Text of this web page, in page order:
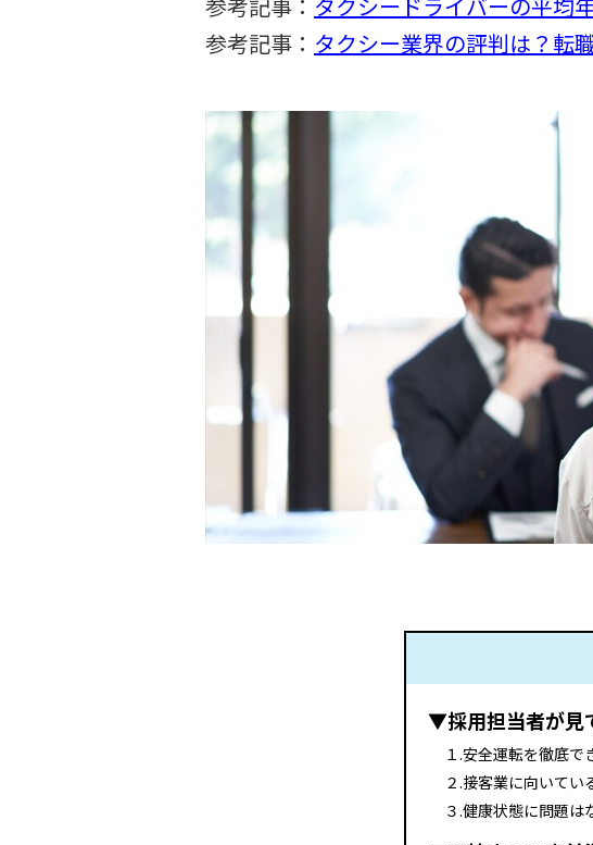
参考記事： タクシー業界の評判は？転
▼採用担当者が見
１.安全運転を徹底で
２.接客業に向いてい
３.健康状態に問題は